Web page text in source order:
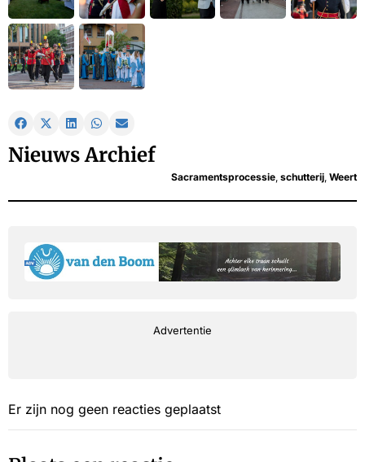
Nieuws Archief
Sacramentsprocessie, schutterij, Weert
Advertentie
Er zijn nog geen reacties geplaatst